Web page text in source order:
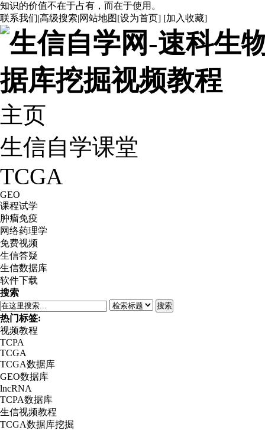
知识的价值不在于占有，而在于使用。
联系我们|高级搜索|网站地图[设为首页] [加入收藏]
主页
生信自学课堂
TCGA
GEO
课程试学
肿瘤免疫
网络药理学
免费视频
生信答疑
生信数据库
软件下载
搜索
搜索
热门标签:
视频教程
TCPA
TCGA
TCGA数据库
GEO数据库
lncRNA
TCPA数据库
生信视频教程
TCGA数据库挖掘